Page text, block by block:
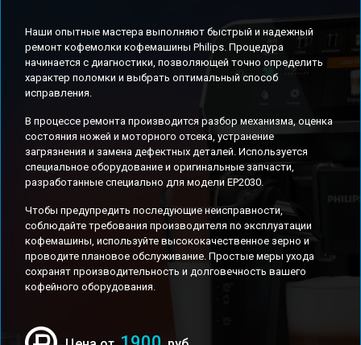
Наши опытные мастера выполняют быстрый и надежный
ремонт кофемолки кофемашины Philips. Процедура
начинается с диагностики, позволяющей точно определить
характер поломки и выбрать оптимальный способ
исправления.
В процессе ремонта производится разбор механизма, оценка
состояния ножей и моторного отсека, устранение
загрязнения и замена дефектных деталей. Используется
специальное оборудование и оригинальные запчасти,
разработанные специально для модели EP2030.
Чтобы предупредить последующие неисправности,
соблюдайте требования производителя по эксплуатации
кофемашины, используйте высококачественное зерно и
проводите плановое обслуживание. Простые меры ухода
сохранят производительность и долговечность вашего
кофейного оборудования.